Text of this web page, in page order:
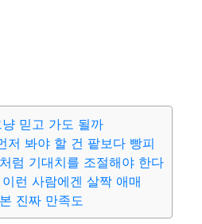
믿고 가도 될까
저 봐야 할 건 팥보다 빵피
럼 기대치를 조절해야 한다
런 사람에겐 살짝 애매
진짜 만족도